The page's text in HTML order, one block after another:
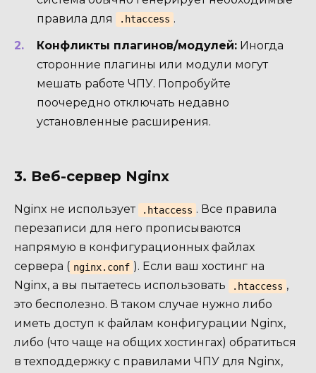
правила для
.htaccess .
Конфликты плагинов/модулей: Иногда
сторонние плагины или модули могут
мешать работе ЧПУ. Попробуйте
поочередно отключать недавно
установленные расширения.
3. Веб-сервер Nginx
Nginx не использует .htaccess . Все правила
перезаписи для него прописываются
напрямую в конфигурационных файлах
сервера ( nginx.conf ). Если ваш хостинг на
Nginx, а вы пытаетесь использовать
.htaccess ,
это бесполезно. В таком случае нужно либо
иметь доступ к файлам конфигурации Nginx,
либо (что чаще на общих хостингах) обратиться
в техподдержку с правилами ЧПУ для Nginx,